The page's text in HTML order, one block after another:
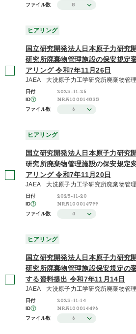
ファイル数 8
ヒアリング
国立研究開発法人日本原子力研究
研究所廃棄物管理施設の保安規定
アリング 令和7年11月26日
JAEA 大洗原子力工学研究所廃棄物管
日付 2025-11-26
ID NRA100014835
ファイル数 6
ヒアリング
国立研究開発法人日本原子力研究
研究所廃棄物管理施設の保安規定
アリング 令和7年11月20日
JAEA 大洗原子力工学研究所廃棄物管
日付 2025-11-20
ID NRA100014799
ファイル数 4
ヒアリング
国立研究開発法人日本原子力研究
研究所廃棄物管理施設保安規定の
する資料提出 令和7年11月14日
JAEA 大洗原子力工学研究所廃棄物管
日付 2025-11-14
ID NRA100014496
ファイル数 6